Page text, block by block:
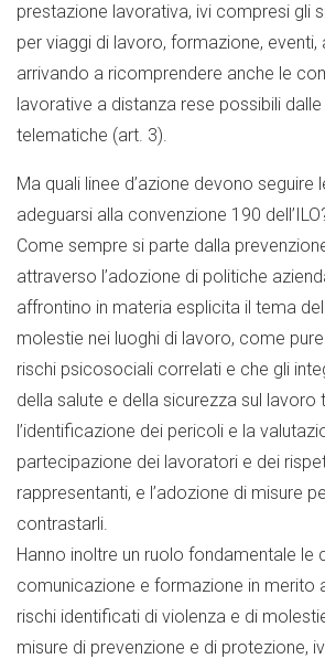
prestazione lavorativa, ivi compresi gli
per viaggi di lavoro, formazione, eventi,
arrivando a ricomprendere anche le
lavorative a distanza rese possibili
telematiche (art. 3).
Ma quali linee d’azione devono seguire
adeguarsi alla convenzione 190
Come sempre si parte dalla
attraverso l’adozione di politiche
affrontino in materia esplicita il tema
molestie nei luoghi di lavoro, come
rischi psicosociali correlati e che gli
della salute e della sicurezza sul lavoro
l’identificazione dei pericoli e la
partecipazione dei lavoratori e dei
rappresentanti, e l’adozione di misure
contrastarli.
Hanno inoltre un ruolo fondamentale le
comunicazione e formazione in merito
rischi identificati di violenza e di
misure di prevenzione e di protezione,